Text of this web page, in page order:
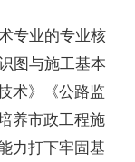
专业的专业核
图与施工基本
术》《公路监
养市政工程施
力打下牢固基